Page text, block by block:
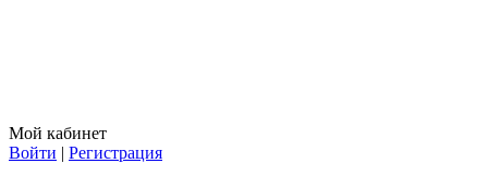
Мой кабинет
Войти | Регистрация